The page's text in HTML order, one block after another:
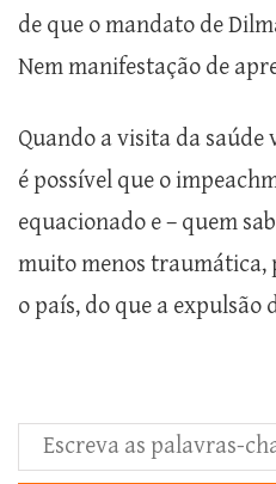
de que o mandato de
Nem manifestação de
Quando a visita da
é possível que o
equacionado e – quem
muito menos traumática,
o país, do que a expulsão